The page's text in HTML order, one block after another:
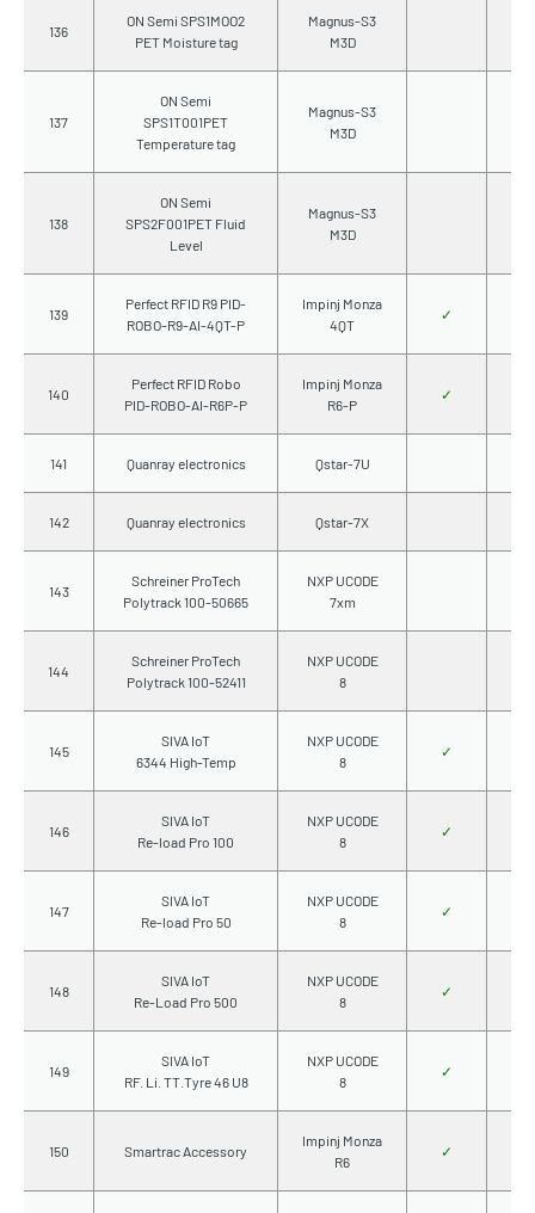
136
ON Semi SPS1MOO2
PET Moisture tag
Magnus-S3
M3D
137
ON Semi
SPS1T001PET
Temperature tag
Magnus-S3
M3D
138
ON Semi
SPS2F001PET Fluid
Level
Magnus-S3
M3D
139
Perfect RFID R9 PID-
ROBO-R9-AI-4QT-P
Impinj Monza
4QT
✓
140
Perfect RFID Robo
PID-ROBO-AI-R6P-P
Impinj Monza
R6-P
✓
141 Quanray electronics Qstar-7U
142 Quanray electronics Qstar-7X
143
Schreiner ProTech
Polytrack 100-50665
NXP UCODE
7xm
144
Schreiner ProTech
Polytrack 100-52411
NXP UCODE
8
145
SIVA IoT
6344 High-Temp
NXP UCODE
8
✓
146
SIVA IoT
Re-load Pro 100
NXP UCODE
8
✓
147
SIVA IoT
Re-load Pro 50
NXP UCODE
8
✓
148
SIVA IoT
Re-Load Pro 500
NXP UCODE
8
✓
149
SIVA IoT
RF. Li. TT.Tyre 46 U8
NXP UCODE
8
✓
150 Smartrac Accessory
Impinj Monza
R6
✓